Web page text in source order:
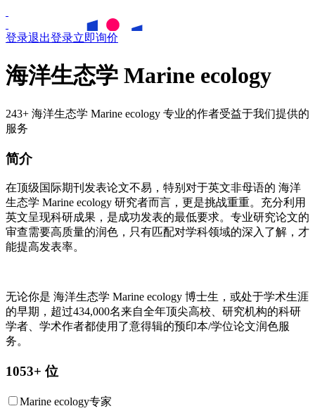
登录退出登录立即询价
海洋生态学 Marine ecology
243+ 海洋生态学 Marine ecology 专业的作者受益于我们提供的
服务
简介
在顶级国际期刊发表论文不易，特别对于英文非母语的 海洋
生态学 Marine ecology 研究者而言，更是挑战重重。充分利用
英文呈现科研成果，是成功发表的最低要求。专业研究论文的
审查需要高质量的润色，只有匹配对学科领域的深入了解，才
能提高发表率。
无论你是 海洋生态学 Marine ecology 博士生，或处于学术生涯
的早期，超过434,000名来自全年顶尖高校、研究机构的科研
学者、学术作者都使用了意得辑的预印本/学位论文润色服
务。
1053+ 位
Marine ecology专家